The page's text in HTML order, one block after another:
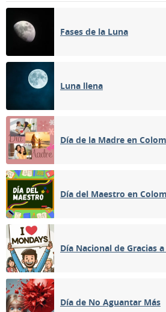
Fases de la Luna
Luna llena
Día de la Madre en
Día del Maestro en
Día Nacional de Gracias
Día de No Aguantar Más